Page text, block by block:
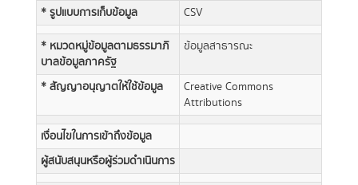
* รูปแบบการเก็บข้อมูล
CSV
* หมวดหมู่ข้อมูลตามธรรมาภิ
บาลข้อมูลภาครัฐ
ข้อมูลสาธารณะ
* สัญญาอนุญาตให้ใช้ข้อมูล
Creative Commons
Attributions
เงื่อนไขในการเข้าถึงข้อมูล
ผู้สนับสนุนหรือผู้ร่วมดำเนินการ